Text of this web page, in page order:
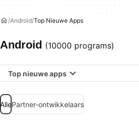
Android Top Nieuwe Apps
Android (10000 programs)
Top nieuwe apps
AllePartner-ontwikkelaars